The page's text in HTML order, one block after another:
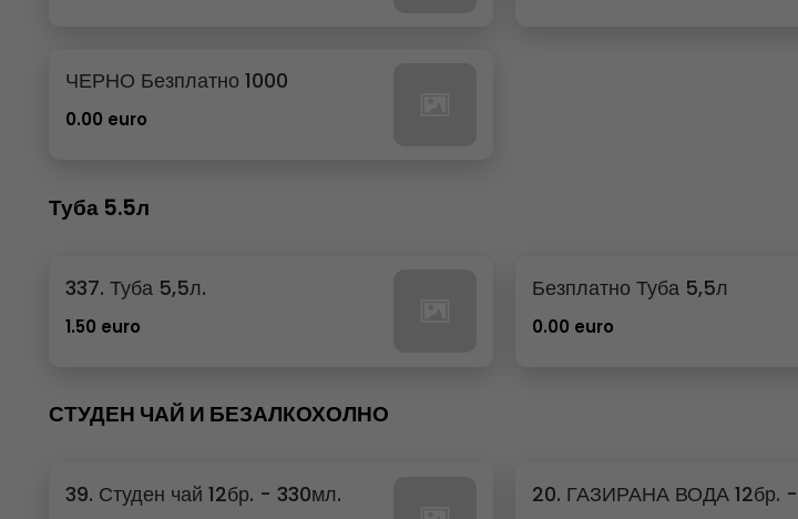
ЧЕРНО Безплатно 1000
0.00 euro
Туба 5.5л
337. Туба 5,5л.
1.50 euro
Безплатно Туба 5,5л
0.00 euro
СТУДЕН ЧАЙ И БЕЗАЛКОХОЛНО
39. Студен чай 12бр. - 330мл.